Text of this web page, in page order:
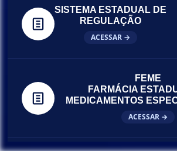
SISTEMA ESTADUAL DE
REGULAÇÃO
ACESSAR →
FEME
FARMÁCIA
MEDICAMENTOS
ACESSAR →